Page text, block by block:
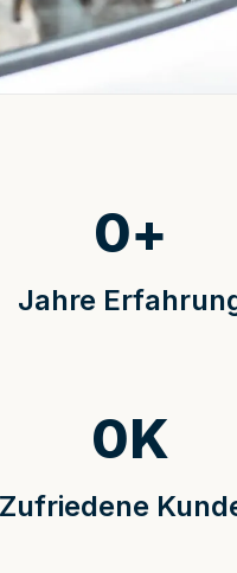
Jahre
0+
Zufriedene
0K